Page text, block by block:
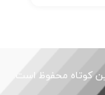
کوتاه محفوظ است.